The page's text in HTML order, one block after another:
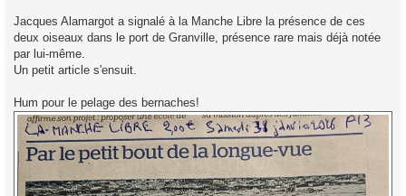
e
Jacques Alamargot a signalé à la Manche Libre la présence de ces
deux oiseaux dans le port de Granville, présence rare mais déjà notée
par lui-même.
Un petit article s'ensuit.
Hum pour le pelage des bernaches!